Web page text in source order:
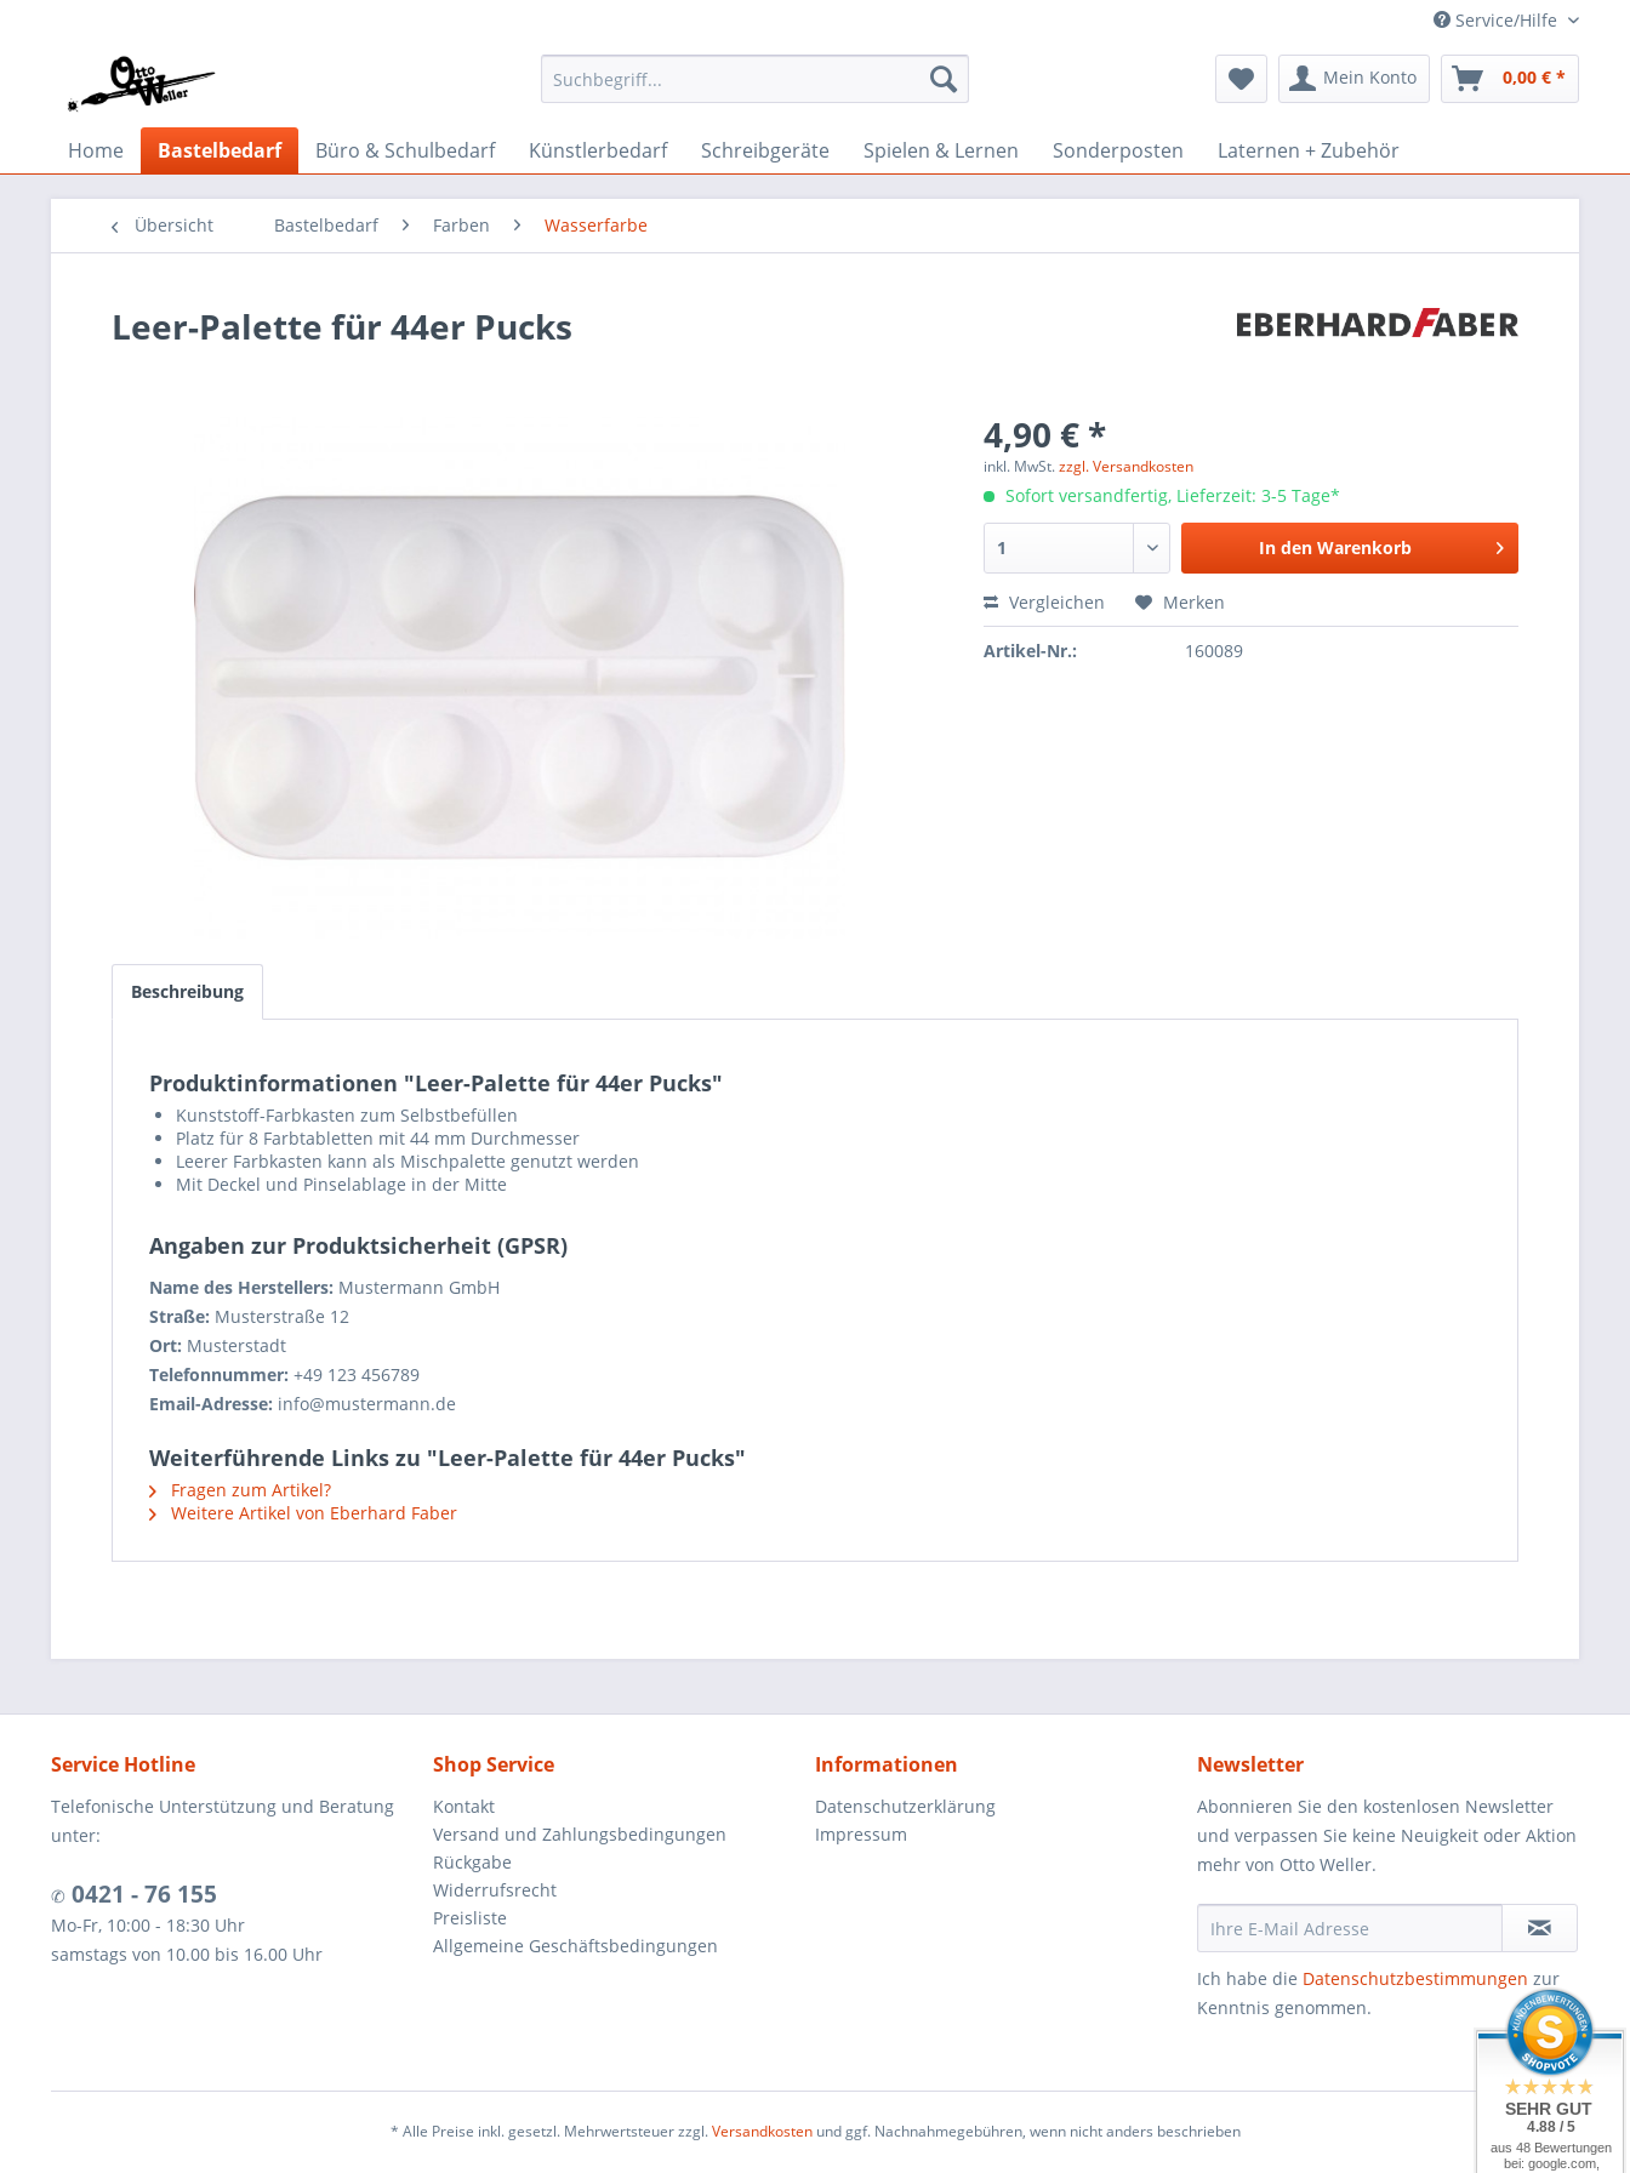
Service/Hilfe
Mein Konto 0,00 € *
Home Bastelbedarf Büro & Schulbedarf Künstlerbedarf Schreibgeräte Spielen & Lernen Sonderposten Laternen + Zubehör
Übersicht Bastelbedarf Farben Wasserfarbe
Leer-Palette für 44er Pucks
4,90 € *
inkl. MwSt.zzgl. Versandkosten
Sofort versandfertig, Lieferzeit: 3-5 Tage*
In den Warenkorb
Vergleichen Merken
Artikel-Nr.: 160089
Beschreibung
Produktinformationen "Leer-Palette für 44er Pucks"
Kunststoff-Farbkasten zum Selbstbefüllen
Platz für 8 Farbtabletten mit 44 mm Durchmesser
Leerer Farbkasten kann als Mischpalette genutzt werden
Mit Deckel und Pinselablage in der Mitte
Angaben zur Produktsicherheit (GPSR)
Name des Herstellers: Mustermann GmbH
Straße: Musterstraße 12
Ort: Musterstadt
Telefonnummer: +49 123 456789
Email-Adresse: info@mustermann.de
Weiterführende Links zu "Leer-Palette für 44er Pucks"
Fragen zum Artikel?
Weitere Artikel von Eberhard Faber
Service Hotline
Telefonische Unterstützung und Beratung
unter:
✆ 0421 - 76 155
Mo-Fr, 10:00 - 18:30 Uhr
samstags von 10.00 bis 16.00 Uhr
Shop Service
Kontakt
Versand und Zahlungsbedingungen
Rückgabe
Widerrufsrecht
Preisliste
Allgemeine Geschäftsbedingungen
Informationen
Datenschutzerklärung
Impressum
Newsletter
Abonnieren Sie den kostenlosen Newsletter
und verpassen Sie keine Neuigkeit oder Aktion
mehr von Otto Weller.
Ich habe die Datenschutzbestimmungen zur
Kenntnis genommen.
* Alle Preise inkl. gesetzl. Mehrwertsteuer zzgl.Versandkostenund ggf. Nachnahmegebühren, wenn nicht anders beschrieben
SEHR GUT
4.88 / 5
aus 48 Bewertungen
bei: google.com,